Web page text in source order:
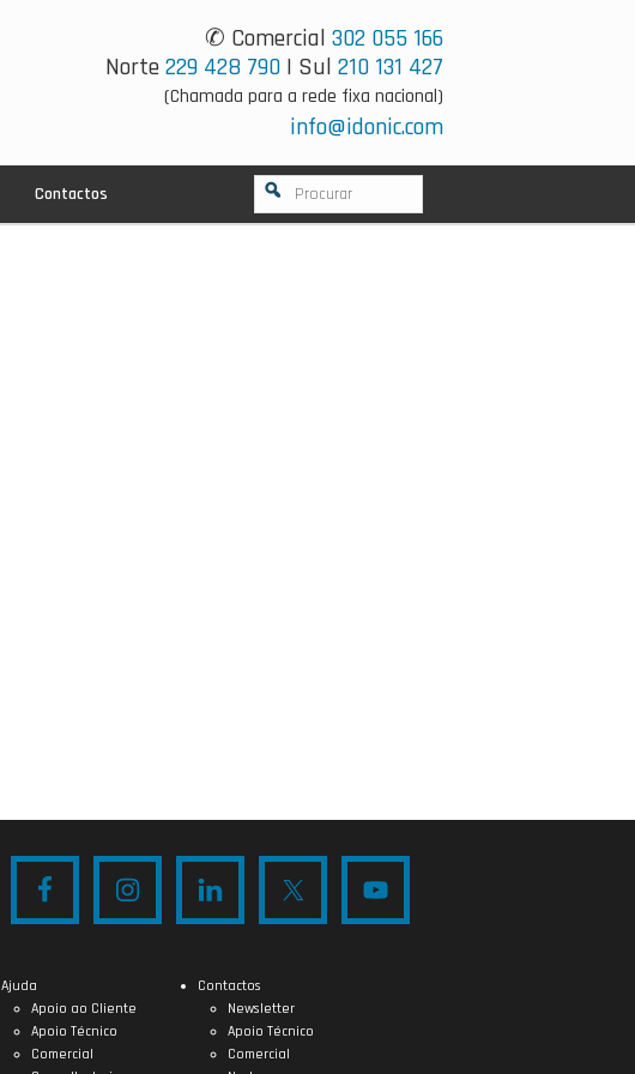
✆ Comercial 302 055 166
Norte229 428 790 | Sul 210 131 427
(Chamada para a rede fixa nacional)
info@idonic.com
Contactos
Ajuda
Apoio ao Cliente
Apoio Técnico
Comercial
Contactos
Newsletter
Apoio Técnico
Comercial